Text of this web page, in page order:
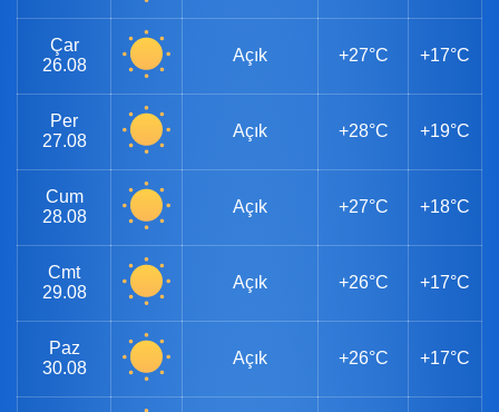
Çar
26.08
Açık +27°C +17°C
Per
27.08
Açık +28°C +19°C
Cum
28.08
Açık +27°C +18°C
Cmt
29.08
Açık +26°C +17°C
Paz
30.08
Açık +26°C +17°C